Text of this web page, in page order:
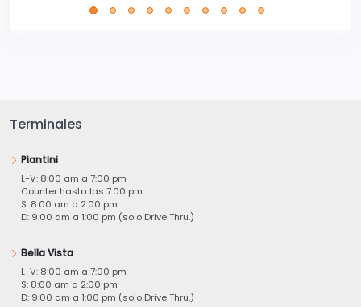
Terminales
Piantini
L-V: 8:00 am a 7:00 pm
Counter hasta las 7:00 pm
S: 8:00 am a 2:00 pm
D: 9:00 am a 1:00 pm (solo Drive Thru.)
Bella Vista
L-V: 8:00 am a 7:00 pm
S: 8:00 am a 2:00 pm
D: 9:00 am a 1:00 pm (solo Drive Thru.)